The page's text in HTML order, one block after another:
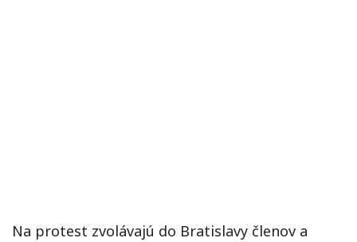
Na protest zvolávajú do Bratislavy členov a